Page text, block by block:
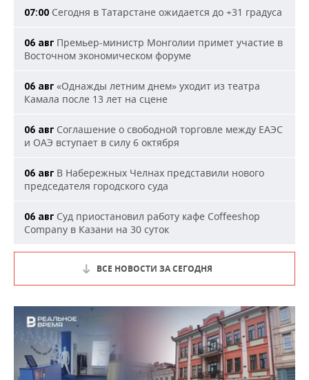
07:00 Сегодня в Татарстане ожидается до +31 градуса
06 авг Премьер-министр Монголии примет участие в
Восточном экономическом форуме
06 авг «Однажды летним днем» уходит из театра
Камала после 13 лет на сцене
06 авг Соглашение о свободной торговле между ЕАЭС
и ОАЭ вступает в силу 6 октября
06 авг В Набережных Челнах представили нового
председателя городского суда
06 авг Суд приостановил работу кафе Coffeeshop
Company в Казани на 30 суток
ВСЕ НОВОСТИ ЗА СЕГОДНЯ